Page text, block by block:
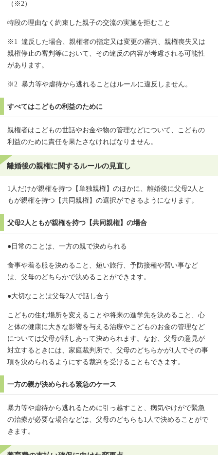
（※2）
特段の理由なく約束した親子の交流の実施を拒むこと
※1 違反した場合、親権者の指定又は変更の審判、親権喪失又は
親権停止の審判等において、その違反の内容が考慮される可能性
があります。
※2 暴力等や虐待から逃れることはルールに違反しません。
すべてはこどもの利益のために
親権者はこどもの世話やお金や物の管理などについて、こどもの
利益のために責任を果たさなければなりません。
離婚後の親権に関するルールの見直し
1人だけが親権を持つ【単独親権】のほかに、離婚後に父母2人と
もが親権を持つ【共同親権】の選択ができるようになります。
父母2人ともが親権を持つ【共同親権】の場合
●日常のことは、一方の親で決められる
食事や着る服を決めること、短い旅行、予防接種や習い事など
は、父母のどちらかで決めることができます。
●大切なことは父母2人で話し合う
こどもの住む場所を変えることや将来の進学先を決めること、心
と体の健康に大きな影響を与える治療やこどものお金の管理など
については父母が話しあって決められます。なお、父母の意見が
対立するときには、家庭裁判所で、父母のどちらかが1人でその事
項を決められるようにする裁判を受けることもできます。
一方の親が決められる緊急のケース
暴力等や虐待から逃れるために引っ越すこと、病気やけがで緊急
の治療が必要な場合などは、父母のどちらも1人で決めることがで
きます。